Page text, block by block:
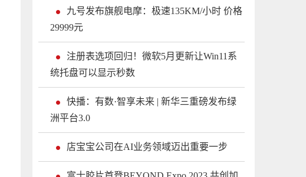
九号发布旗舰电摩：极速135KM/小时 价格
29999元
注册表选项回归！微软5月更新让Win11系
统托盘可以显示秒数
快播：有数·智享未来 | 新华三重磅发布绿
洲平台3.0
店宝宝公司在AI业务领域迈出重要一步